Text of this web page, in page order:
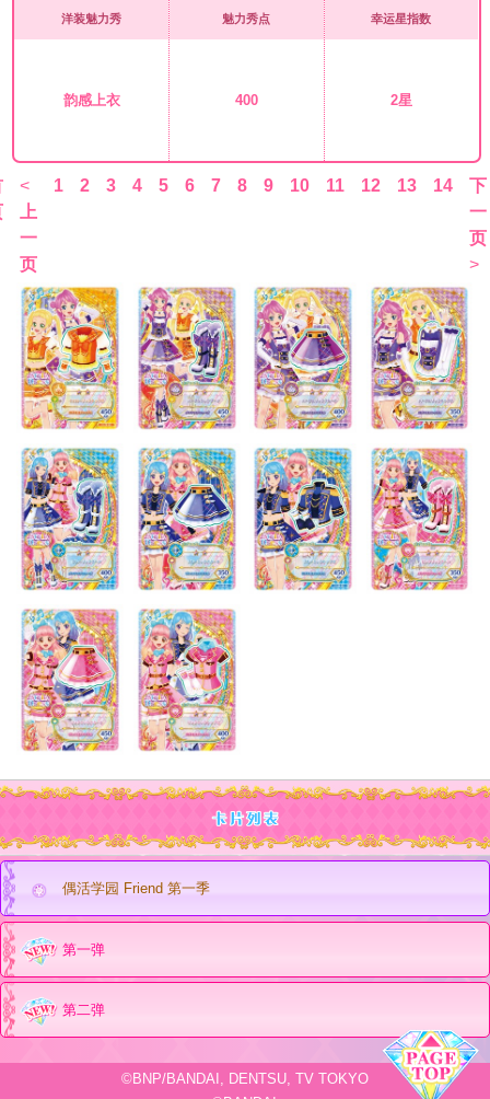
洋装魅力秀
韵感上衣
魅力秀点
400
幸运星指数
2星
<
上
一
页
1 2 3 4 5 6 7 8 9 10 11 12 13 14
下
一
页
>
偶活学园 Friend 第一季
第一弹
第二弹
©BNP/BANDAI, DENTSU, TV TOKYO